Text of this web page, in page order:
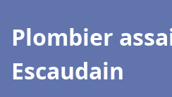
Plombier
Escaudain